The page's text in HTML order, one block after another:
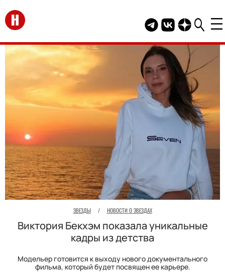
Перейти на главную
Telegram канал
Группа HELLO
Канал
ЗВЕЗДЫ / НОВОСТИ О ЗВЕЗДАХ
Виктория Бекхэм показала уникальные
кадры из детства
Модельер готовится к выходу нового документального
фильма, который будет посвящен ее карьере.